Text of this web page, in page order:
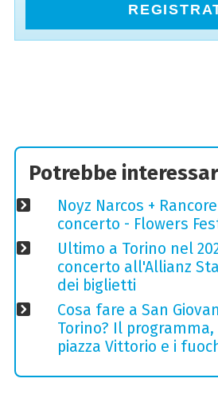
Potrebbe
Noyz Narcos +
concerto - Flowers
Ultimo a Torino nel
concerto all'Allianz
dei biglietti
Cosa fare a San
Torino? Il
piazza Vittorio e i